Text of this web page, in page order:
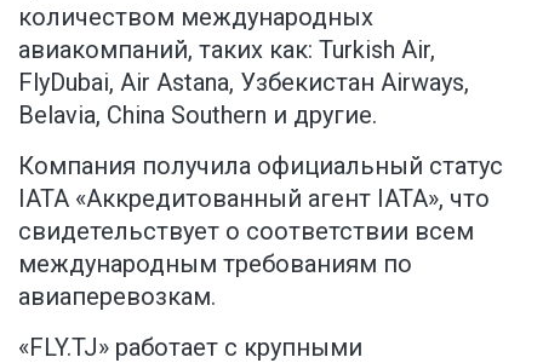
количеством международных
авиакомпаний, таких как: Turkish Air,
FlyDubai, Air Astana, Узбекистан Airways,
Belavia, China Southern и другие.
Компания получила официальный статус
IATA «Аккредитованный агент IATA», что
свидетельствует о соответствии всем
международным требованиям по
авиаперевозкам.
«FLY.TJ» работает с крупными